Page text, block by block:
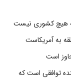
هیچ کشوری نیست
به آمریکاست
است
توافقی است که